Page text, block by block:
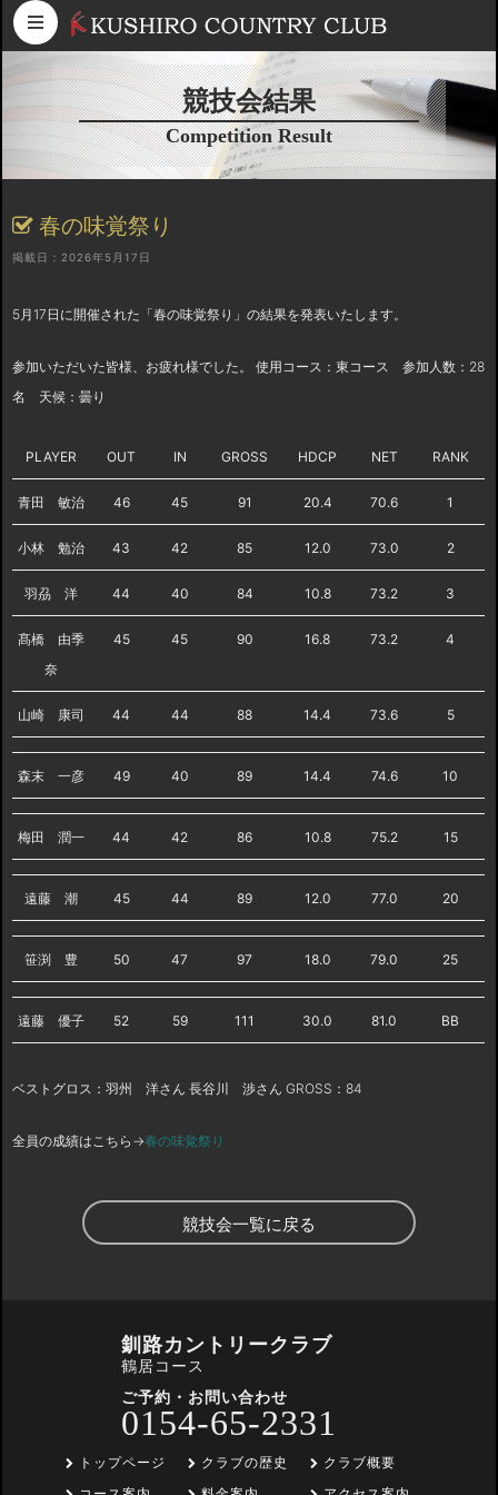
コンテンツへスキップ
競技会結果
Competition Result
春の味覚祭り
掲載日：2026年5月17日
5月17日に開催された「春の味覚祭り」の結果を発表いたします。
参加いただいた皆様、お疲れ様でした。 使用コース：東コース 参加人数：28
名 天候：曇り
PLAYER OUT IN GROSS HDCP NET RANK
青田 敏治 46 45 91 20.4 70.6 1
小林 勉治 43 42 85 12.0 73.0 2
羽刕 洋 44 40 84 10.8 73.2 3
髙橋 由季
奈
45 45 90 16.8 73.2 4
山崎 康司 44 44 88 14.4 73.6 5
森末 一彦 49 40 89 14.4 74.6 10
梅田 潤一 44 42 86 10.8 75.2 15
遠藤 潮 45 44 89 12.0 77.0 20
笹渕 豊 50 47 97 18.0 79.0 25
遠藤 優子 52 59 111 30.0 81.0 BB
ベストグロス：羽州 洋さん 長谷川 渉さん GROSS：84
全員の成績はこちら→春の味覚祭り
競技会一覧に戻る
釧路カントリークラブ
鶴居コース
ご予約・お問い合わせ
0154-65-2331
トップページ
クラブの歴史
クラブ概要